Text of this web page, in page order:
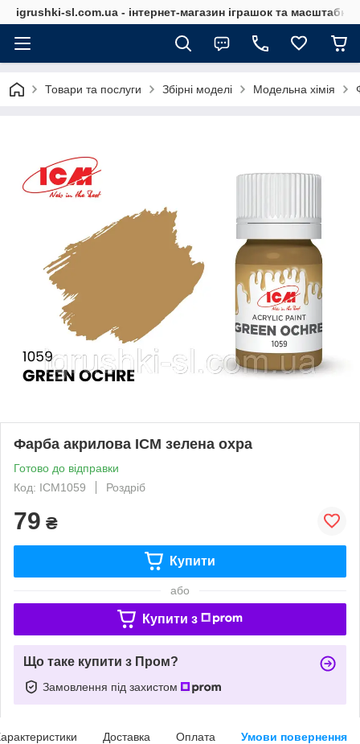
igrushki-sl.com.ua - інтернет-магазин іграшок та
Товари та послуги Збірні моделі Модельна хімія
Фарба акрилова ICM зелена охра
Готово до відправки
Код: ICM1059
Роздріб
79 ₴
Купити
або
Купити з
Що таке купити з Пром?
Замовлення під захистом
Доставка Оплата Умови повернення